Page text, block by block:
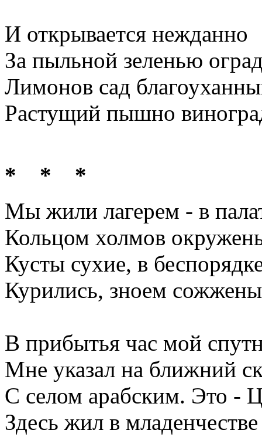
И открывается нежданно
За пыльной зеленью
Лимонов сад
Растущий пышно
* * *
Мы жили лагерем - в
Кольцом холмов
Кусты сухие, в
Курились, зноем
В прибытья час мой
Мне указал на ближний
С селом арабским. Это -
Здесь жил в